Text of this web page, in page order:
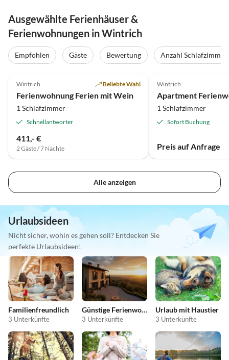
Ausgewählte Ferienhäuser &
Ferienwohnungen in Wintrich
Empfohlen Gäste Bewertung
Anzahl Schlafzimmer
Wintrich Beliebte Wahl
Ferienwohnung Ferien mit Wein
1 Schlafzimmer
Schnellantworter
411,- €
2 Gäste / 7 Nächte
Wintrich
1 Schlafzimmer
Sofort Buchung
Preis auf Anfrage
Alle anzeigen
Urlaubsideen
Nicht sicher, wohin es gehen soll? Entdecken Sie
perfekte Urlaubsideen!
Familienfreundlich
3 Unterkünfte
Günstige Ferienwohnungen
3 Unterkünfte
Urlaub mit Haustier
3 Unterkünfte